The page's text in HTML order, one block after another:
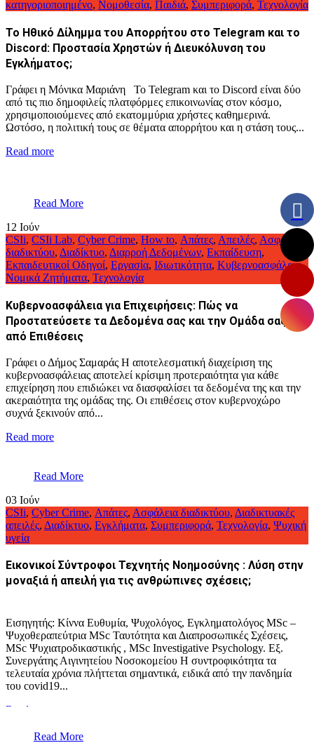
κατηγοριοποιημένο, Νομοθεσία, Παιδιά, Συμπεριφορά, Τεχνολογία
Το Ηθικό Δίλημμα του Απορρήτου στο Telegram και το
Discord: Προστασία Χρηστών ή Διευκόλυνση του
Εγκλήματος;
Γράφει η Μόνικα Μαριάνη Το Telegram και το Discord είναι δύο
από τις πιο δημοφιλείς πλατφόρμες επικοινωνίας στον κόσμο,
χρησιμοποιούμενες από εκατομμύρια χρήστες καθημερινά.
Ωστόσο, η πολιτική τους σε θέματα απορρήτου και η στάση τους...
Read more
Read More
12 Ιούν
CSIi, CSIi Lab, Cyber Crime, How to, Απάτες, Απειλές, Ασφάλεια
διαδικτύου, Διαδίκτυο, Διαρροή Δεδομένων, Εκπαίδευση,
Εκπαιδευτικοί Οδηγοί, Εργασία, Ιδιωτικότητα, Κυβερνοασφάλεια,
Νομικά Ζητήματα, Τεχνολογία
Κυβερνοασφάλεια για Επιχειρήσεις: Πώς να
Προστατεύσετε τα Δεδομένα σας και την Ομάδα σας
από Επιθέσεις
Γράφει ο Δήμος Σαμαράς Η αποτελεσματική διαχείριση της
κυβερνοασφάλειας αποτελεί κρίσιμη προτεραιότητα για κάθε
επιχείρηση που επιδιώκει να διασφαλίσει τα δεδομένα της και την
ακεραιότητα της ομάδας της. Οι επιθέσεις στον κυβερνοχώρο
συχνά ξεκινούν από...
Read more
Read More
03 Ιούν
CSIi, Cyber Crime, Απάτες, Ασφάλεια διαδικτύου, Διαδικτυακές
απειλές, Διαδίκτυο, Εγκλήματα, Συμπεριφορά, Τεχνολογία, Ψυχική
υγεία
Εικονικοί Σύντροφοι Τεχνητής Νοημοσύνης : Λύση στην
μοναξιά ή απειλή για τις ανθρώπινες σχέσεις;
Εισηγητής: Κίννα Ευθυμία, Ψυχολόγος, Εγκληματολόγος MSc –
Ψυχοθεραπεύτρια MSc Ταυτότητα και Διαπροσωπικές Σχέσεις,
MSc Ψυχιατροδικαστικής , MSc Investigative Psychology. Εξ.
Συνεργάτης Αιγινητείου Νοσοκομείου Η συντροφικότητα τα
τελευταία χρόνια πλήττεται σημαντικά, ειδικά από την πανδημία
του covid19...
Read more
Read More